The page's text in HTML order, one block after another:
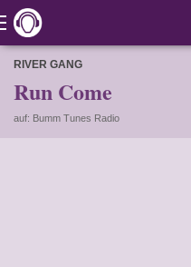
RIVER GANG
Run Come
auf: Bumm Tunes Radio